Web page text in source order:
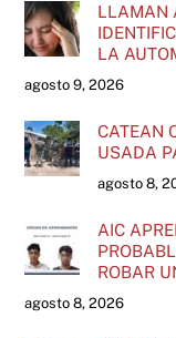
LLAMAN
LA
agosto 9, 2026
CATEAN
USADA
agosto 8,
AIC
ROBAR
agosto 8, 2026